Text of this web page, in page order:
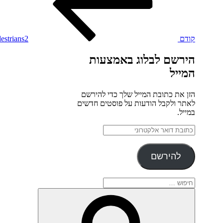
קודם
הירשם לבלוג באמצעות
המייל
הזן את כתובת המייל שלך כדי להירשם
לאתר ולקבל הודעות על פוסטים חדשים
במייל.
כתובת
דואר
אלקטרוני
להירשם
חפש: